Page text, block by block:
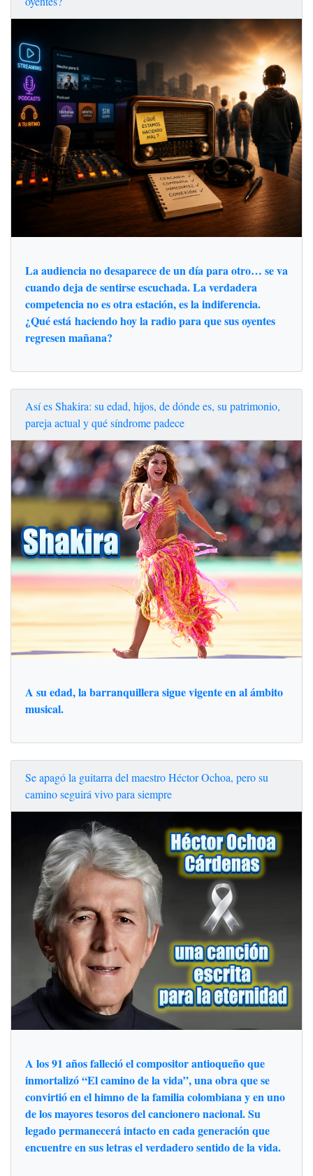
La audiencia no desaparece de un día para otro… se va
cuando deja de sentirse escuchada. La verdadera
competencia no es otra estación, es la indiferencia.
¿Qué está haciendo hoy la radio para que sus oyentes
regresen mañana?
Así es Shakira: su edad, hijos, de dónde es, su patrimonio,
pareja actual y qué síndrome padece
A su edad, la barranquillera sigue vigente en al ámbito
musical.
Se apagó la guitarra del maestro Héctor Ochoa, pero su
camino seguirá vivo para siempre
A los 91 años falleció el compositor antioqueño que
inmortalizó “El camino de la vida”, una obra que se
convirtió en el himno de la familia colombiana y en uno
de los mayores tesoros del cancionero nacional. Su
legado permanecerá intacto en cada generación que
encuentre en sus letras el verdadero sentido de la vida.